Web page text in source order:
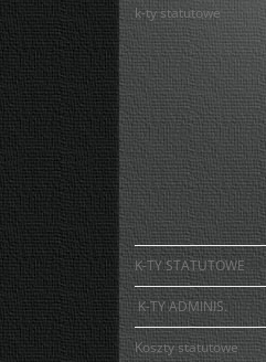
k-ty statutowe
K-TY STATUTOWE
K-TY ADMINIS.
Koszty statutowe